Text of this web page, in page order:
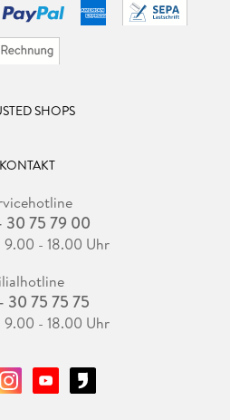
SHOPS
KONTAKT
30 75 79 00
9.00 - 18.00 Uhr
30 75 75 75
9.00 - 18.00 Uhr